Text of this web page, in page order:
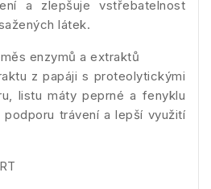
a zlepšuje vstřebatelnost
látek.
enzymů a extraktů
z papáji s proteolytickými
listu máty peprné a fenyklu
podporu trávení a lepší využití